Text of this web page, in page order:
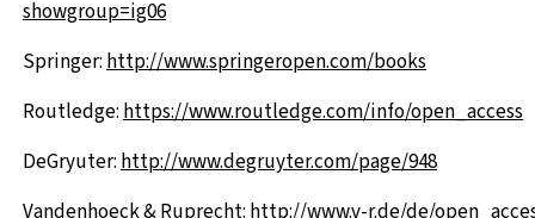
showgroup=ig06
Springer: http://www.springeropen.com/books
Routledge: https://www.routledge.com/info/open_access
DeGryuter: http://www.degruyter.com/page/948
Vandenhoeck & Ruprecht: http://www.v-r.de/de/